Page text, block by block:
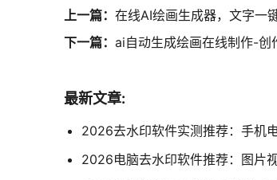
上一篇： 在线AI绘画生成器，文字一
下一篇： ai自动生成绘画在线制作-创
最新文章:
2026去水印软件实测推荐：手机
2026电脑去水印软件推荐：图片